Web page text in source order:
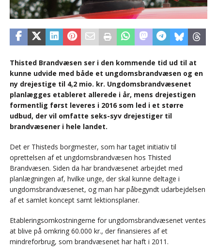
Thisted Brandvæsen ser i den kommende tid ud til at
kunne udvide med både et ungdomsbrandvæsen og en
ny drejestige til 4,2 mio. kr. Ungdomsbrandvæsenet
planlægges etableret allerede i år, mens drejestigen
formentlig først leveres i 2016 som led i et større
udbud, der vil omfatte seks-syv drejestiger til
brandvæsener i hele landet.
Det er Thisteds borgmester, som har taget initiativ til
oprettelsen af et ungdomsbrandvæsen hos Thisted
Brandvæsen. Siden da har brandvæsenet arbejdet med
planlægningen af, hvilke unge, der skal kunne deltage i
ungdomsbrandvæsenet, og man har påbegyndt udarbejdelsen
af et samlet koncept samt lektionsplaner.
Etableringsomkostningerne for ungdomsbrandvæsenet ventes
at blive på omkring 60.000 kr., der finansieres af et
mindreforbrug, som brandvæsenet har haft i 2011.